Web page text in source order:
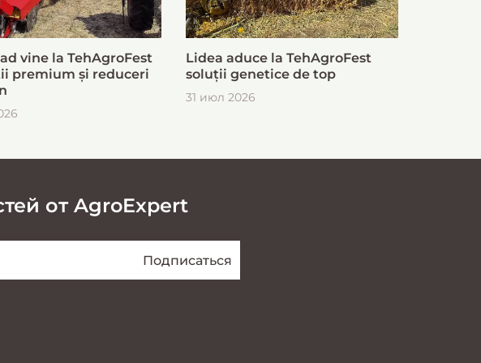
vine la TehAgroFest
premium și reduceri
Lidea aduce la TehAgroFest
soluții genetice de top
31 июл 2026
от AgroExpert